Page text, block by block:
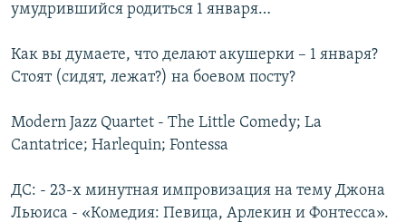
умудрившийся родиться 1 января…
Как вы думаете, что делают акушерки – 1 января?
Стоят (сидят, лежат?) на боевом посту?
Modern Jazz Quartet - The Little Comedy; La
Cantatrice; Harlequin; Fontessa
ДС: - 23-х минутная импровизация на тему Джона
Льюиса - «Комедия: Певица, Арлекин и Фонтесса».